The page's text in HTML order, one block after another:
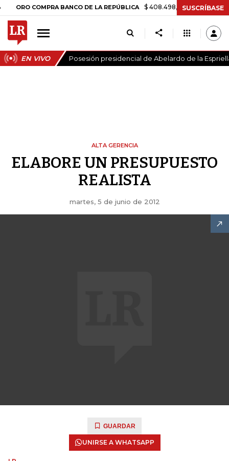
COMPRA BANCO DE LA REPÚBLICA $ 408.498,97 +$ 8.753,81
SUSCRÍBASE
EN VIVO Posesión presidencial de Abelardo de la
ALTA GERENCIA
ELABORE UN PRESUPUESTO
REALISTA
martes, 5 de junio de 2012
GUARDAR
UNIRSE A WHATSAPP